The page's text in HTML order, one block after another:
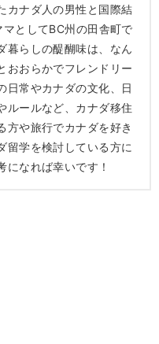
カナダ人の男性と国際結
としてBC州の田舎町で
暮らしの醍醐味は、なん
おおらかでフレンドリー
日常やカナダの文化、日
ルールなど、カナダ移住
方や旅行でカナダを好き
留学を検討している方に
になれば幸いです！